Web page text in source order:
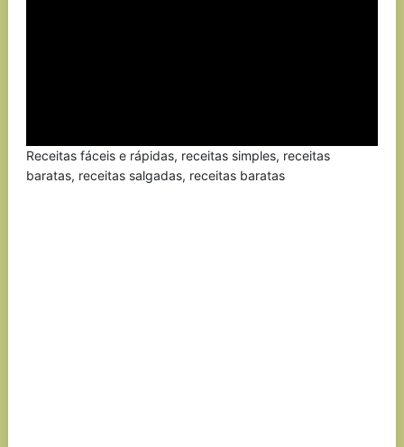
Receitas fáceis e rápidas, receitas simples, receitas
baratas, receitas salgadas, receitas baratas